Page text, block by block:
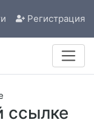
Регистрация
ссылке